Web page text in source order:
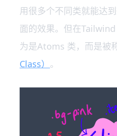
用很多个不同类就能达
面的效果。但在Tailwind
为是Atoms 类，而是被
Class） 。